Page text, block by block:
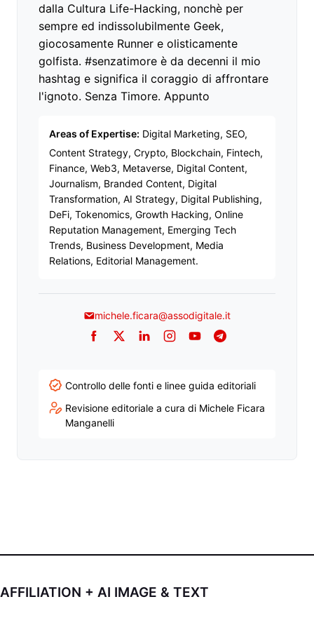
dalla Cultura Life-Hacking, nonchè per
sempre ed indissolubilmente Geek,
giocosamente Runner e olisticamente
golfista. #senzatimore è da decenni il mio
hashtag e significa il coraggio di affrontare
l'ignoto. Senza Timore. Appunto
Areas of Expertise: Digital Marketing, SEO,
Content Strategy, Crypto, Blockchain, Fintech,
Finance, Web3, Metaverse, Digital Content,
Journalism, Branded Content, Digital
Transformation, AI Strategy, Digital Publishing,
DeFi, Tokenomics, Growth Hacking, Online
Reputation Management, Emerging Tech
Trends, Business Development, Media
Relations, Editorial Management.
michele.ficara@assodigitale.it
Facebook
TwitterLinkedInInstagram
YouTubeTelegram
Controllo delle fonti e linee guida editoriali
Revisione editoriale a cura di Michele Ficara
Manganelli
AFFILIATION + AI IMAGE & TEXT